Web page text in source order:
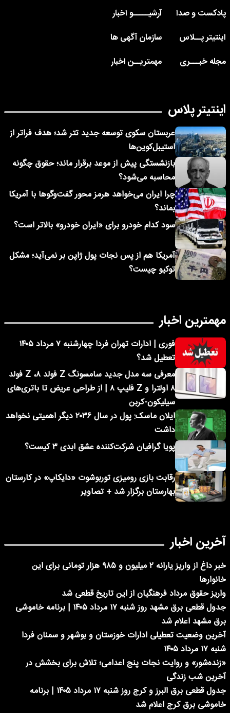
پادکست و صدا
آرشیـــــو اخبار
اینتیتر پــلاس
سازمان آگهی ها
مجله خبـــری
مهمتریــن اخبار
اینتیتر پلاس
عربستان سکوی توسعه جدید تتر شد؛ هدف فراتر از
استیبل‌کوین‌ها
بازنشستگی پیش از موعد برقرار ماند؛ حقوق چگونه
محاسبه می‌شود؟
چرا ایران می‌خواهد هرمز محور گفت‌وگوها با آمریکا
بماند؟
سود کدام خودرو برای «ایران خودرو» بالاتر است؟
آمریکا هم از پس نجات پول ژاپن بر نمی‌آید؛ مشکل
توکیو چیست؟
مهمترین اخبار
فوری | ادارات تهران فردا چهارشنبه ۷ مرداد ۱۴۰۵
تعطیل شد؟
معرفی سه مدل جدید سامسونگ Z فولد ۸، Z فولد
۸ اولترا و Z فلیپ ۸ | از طراحی عریض تا باتری‌های
سیلیکون-کربن
ایلان ماسک: پول در سال ۲۰۳۶ دیگر اهمیتی نخواهد
داشت
پویا گرافیان شرکت‌کننده عشق ابدی ۳ کیست؟
رقابت بازی رومیزی توربوشوت «دایکاپ» در کارستان
بهارستان برگزار شد + تصاویر
آخرین اخبار
خبر داغ از واریز یارانه ۲ میلیون و ۹۸۵ هزار تومانی برای این
خانوارها
واریز حقوق مرداد فرهنگیان از این تاریخ قطعی شد
جدول قطعی برق مشهد روز شنبه ۱۷ مرداد ۱۴۰۵ | برنامه خاموشی
برق مشهد اعلام شد
آخرین وضعیت تعطیلی ادارات خوزستان و بوشهر و سمنان فردا
شنبه ۱۷ مرداد ۱۴۰۵
«زنده‌شور» و روایت نجات پنج اعدامی؛ تلاش برای بخشش در
آخرین شب زندگی
جدول قطعی برق البرز و کرج روز شنبه ۱۷ مرداد ۱۴۰۵ | برنامه
خاموشی برق کرج اعلام شد